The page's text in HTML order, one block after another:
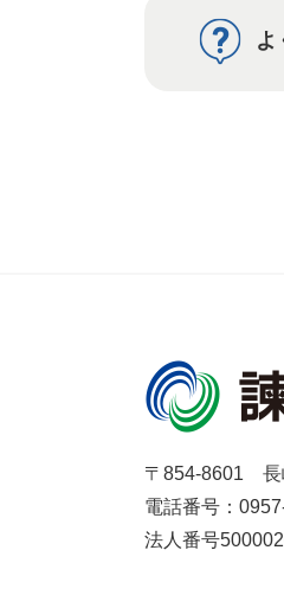
よ
〒854-8601 長
電話番号：
法人番号